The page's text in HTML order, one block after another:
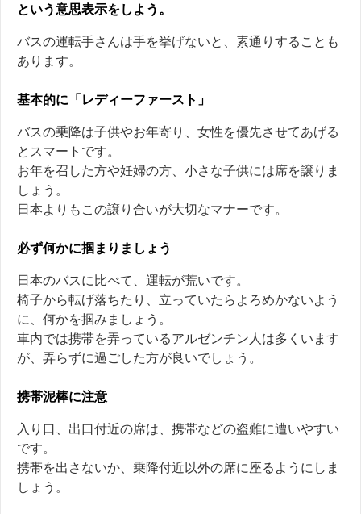
という意思表示をしよう。
バスの運転手さんは手を挙げないと、素通りすることも
あります。
基本的に「レディーファースト」
バスの乗降は子供やお年寄り、女性を優先させてあげる
とスマートです。
お年を召した方や妊婦の方、小さな子供には席を譲りま
しょう。
日本よりもこの譲り合いが大切なマナーです。
必ず何かに掴まりましょう
日本のバスに比べて、運転が荒いです。
椅子から転げ落ちたり、立っていたらよろめかないよう
に、何かを掴みましょう。
車内では携帯を弄っているアルゼンチン人は多くいます
が、弄らずに過ごした方が良いでしょう。
携帯泥棒に注意
入り口、出口付近の席は、携帯などの盗難に遭いやすい
です。
携帯を出さないか、乗降付近以外の席に座るようにしま
しょう。